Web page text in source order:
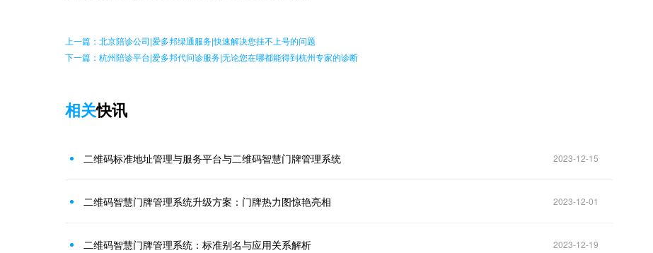
上一篇：北京陪诊公司|爱多邦绿通服务|快速解决您挂不上号的问题
下一篇：杭州陪诊平台|爱多邦代问诊服务|无论您在哪都能得到杭州专家的诊断
相关快讯
二维码标准地址管理与服务平台与二维码智慧门牌管理系统 2023-12-15
二维码智慧门牌管理系统升级方案：门牌热力图惊艳亮相 2023-12-01
二维码智慧门牌管理系统：标准别名与应用关系解析 2023-12-19